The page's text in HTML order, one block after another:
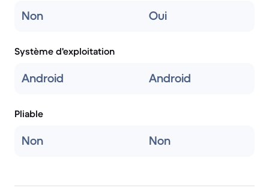
Non Oui
Système d'exploitation
Android Android
Pliable
Non Non